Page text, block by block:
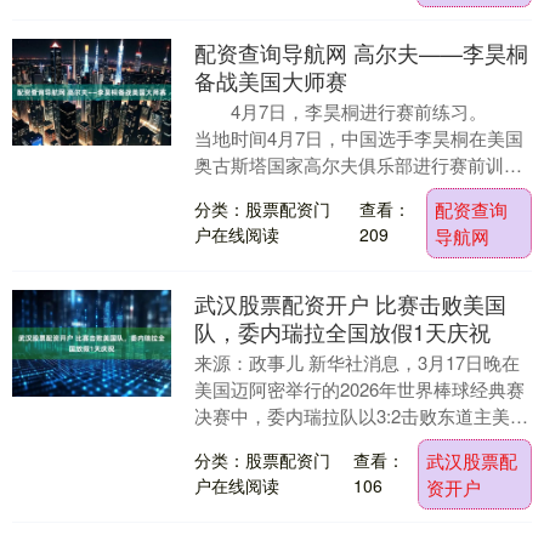
配资查询导航网 高尔夫——李昊桐
备战美国大师赛
4月7日，李昊桐进行赛前练习。
当地时间4月7日，中国选手李昊桐在美国
奥古斯塔国家高尔夫俱乐部进行赛前训
练，备战将于4月9日至12日举行的2026年
美国....
分类：股票配资门
户在线阅读
查看：
209
配资查询
导航网
武汉股票配资开户 比赛击败美国
队，委内瑞拉全国放假1天庆祝
来源：政事儿 新华社消息，3月17日晚在
美国迈阿密举行的2026年世界棒球经典赛
决赛中，委内瑞拉队以3:2击败东道主美国
队，队史首次夺得该项赛事冠军。 参考消
息....
分类：股票配资门
户在线阅读
查看：
106
武汉股票配
资开户